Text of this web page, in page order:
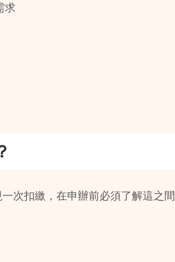
求
次扣繳，在申辦前必須了解這之間